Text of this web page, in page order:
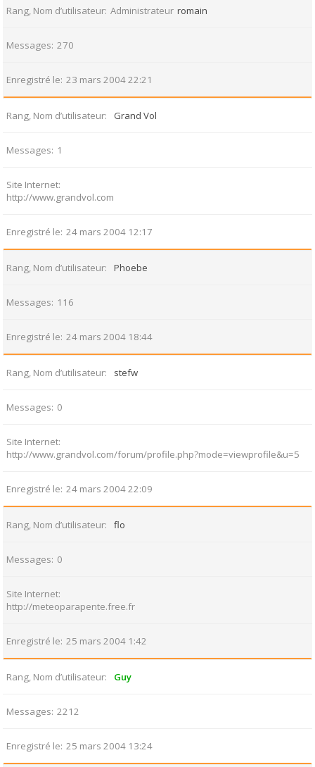
Rang, Nom d’utilisateur Administrateur romain
Messages 270
Enregistré le 23 mars 2004 22:21
Rang, Nom d’utilisateur Grand Vol
Messages 1
Site Internet
http://www.grandvol.com
Enregistré le 24 mars 2004 12:17
Rang, Nom d’utilisateur Phoebe
Messages 116
Enregistré le 24 mars 2004 18:44
Rang, Nom d’utilisateur stefw
Messages 0
Site Internet
http://www.grandvol.com/forum/profile.php?mode=viewprofile&u=5
Enregistré le 24 mars 2004 22:09
Rang, Nom d’utilisateur flo
Messages 0
Site Internet
http://meteoparapente.free.fr
Enregistré le 25 mars 2004 1:42
Rang, Nom d’utilisateur Guy
Messages 2212
Enregistré le 25 mars 2004 13:24